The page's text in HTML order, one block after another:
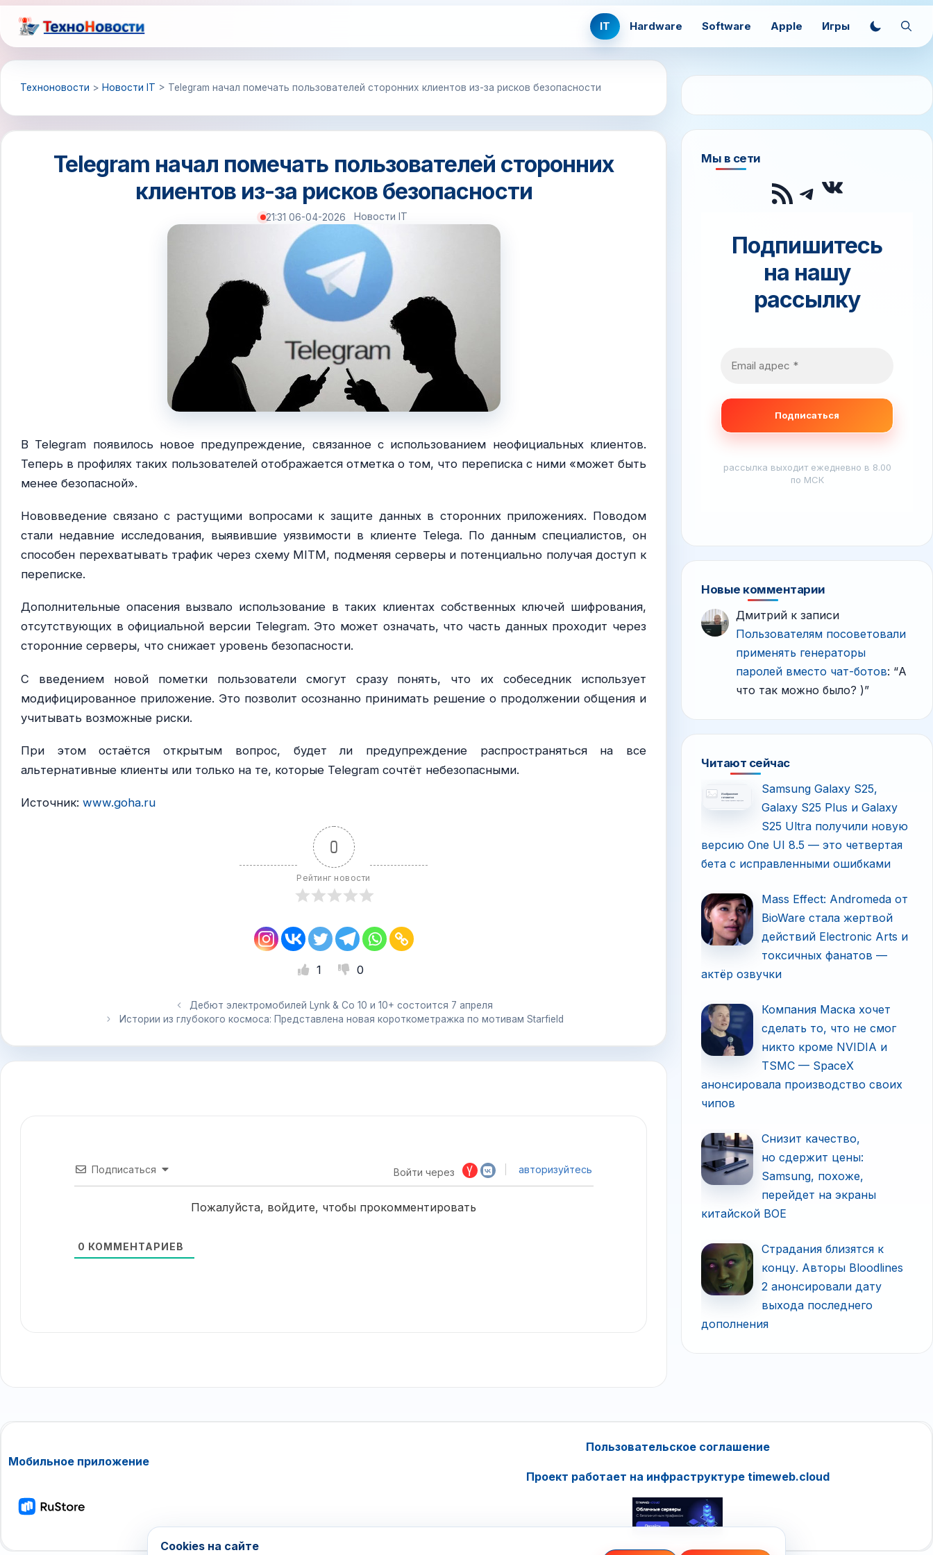
Перейти
к
содержимому
IT Hardware Software Apple Игры
Техноновости > Новости IT > Telegram начал помечать пользователей сторонних клиентов из-за рисков безопасности
Telegram начал помечать пользователей сторонних
клиентов из-за рисков безопасности
21:31 06-04-2026 Новости IT
В Telegram появилось новое предупреждение, связанное с использованием неофициальных клиентов.
Теперь в профилях таких пользователей отображается отметка о том, что переписка с ними «может быть
менее безопасной».
Нововведение связано с растущими вопросами к защите данных в сторонних приложениях. Поводом
стали недавние исследования, выявившие уязвимости в клиенте Telega. По данным специалистов, он
способен перехватывать трафик через схему MITM, подменяя серверы и потенциально получая доступ к
переписке.
Дополнительные опасения вызвало использование в таких клиентах собственных ключей шифрования,
отсутствующих в официальной версии Telegram. Это может означать, что часть данных проходит через
сторонние серверы, что снижает уровень безопасности.
С введением новой пометки пользователи смогут сразу понять, что их собеседник использует
модифицированное приложение. Это позволит осознанно принимать решение о продолжении общения и
учитывать возможные риски.
При этом остаётся открытым вопрос, будет ли предупреждение распространяться на все
альтернативные клиенты или только на те, которые Telegram сочтёт небезопасными.
Источник: www.goha.ru
0
Рейтинг новости
1 0
Дебют электромобилей Lynk & Co 10 и 10+ состоится 7 апреля
Истории из глубокого космоса: Представлена новая короткометражка по мотивам Starfield
Подписаться Войти через авторизуйтесь
Пожалуйста, войдите, чтобы прокомментировать
0 КОММЕНТАРИЕВ
Мы в сети
RSS-лента
Telegram
Подпишитесь
на нашу
рассылку
рассылка выходит ежедневно в 8.00
по МСК
Новые комментарии
Дмитрий к записи
Пользователям посоветовали
применять генераторы
паролей вместо чат-ботов: “А
что так можно было? )”
Читают сейчас
Samsung Galaxy S25,
Galaxy S25 Plus и Galaxy
S25 Ultra получили новую
версию One UI 8.5 — это четвертая
бета с исправленными ошибками
Mass Effect: Andromeda от
BioWare стала жертвой
действий Electronic Arts и
токсичных фанатов —
актёр озвучки
Компания Маска хочет
сделать то, что не смог
никто кроме NVIDIA и
TSMC — SpaceX
анонсировала производство своих
чипов
Снизит качество,
но сдержит цены:
Samsung, похоже,
перейдет на экраны
китайской BOE
Страдания близятся к
концу. Авторы Bloodlines
2 анонсировали дату
выхода последнего
дополнения
Мобильное приложение
Пользовательское соглашение
Проект работает на инфраструктуре timeweb.cloud
Cookies на сайте